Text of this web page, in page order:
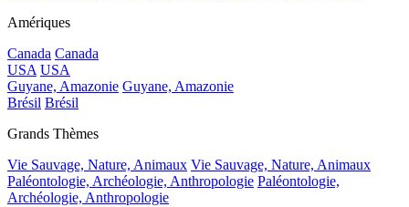
Amériques
Canada Canada
USA USA
Guyane, Amazonie Guyane, Amazonie
Brésil Brésil
Grands Thèmes
Vie Sauvage, Nature, Animaux Vie Sauvage, Nature, Animaux
Paléontologie, Archéologie, Anthropologie Paléontologie,
Archéologie, Anthropologie